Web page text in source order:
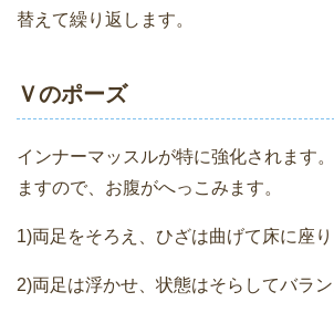
替えて繰り返します。
Ｖのポーズ
インナーマッスルが特に強化されます
ますので、お腹がへっこみます。
1)両足をそろえ、ひざは曲げて床に座り
2)両足は浮かせ、状態はそらしてバラン